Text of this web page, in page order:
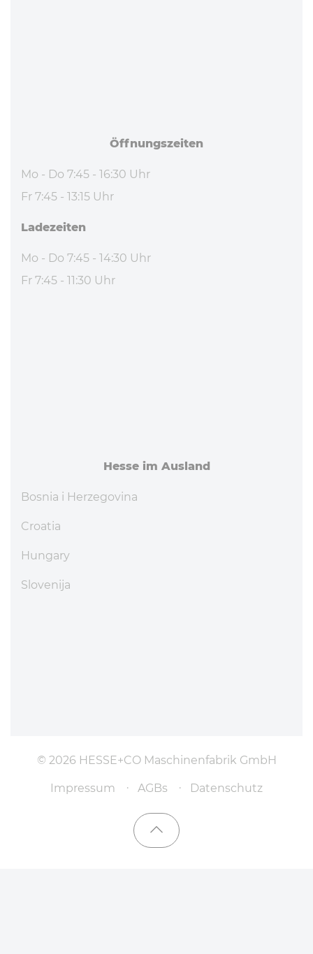
Öff­nungs­zei­ten
Mo - Do 7:45 - 16:30 Uhr
Fr 7:45 - 13:15 Uhr
La­de­zei­ten
Mo - Do 7:45 - 14:30 Uhr
Fr 7:45 - 11:30 Uhr
Hesse im Ausland
Bosnia i Herzegovina
Croatia
Hungary
Slovenija
© 2026 HESSE+CO Maschinenfabrik GmbH
Impressum AGBs Datenschutz
Nach oben scrollen